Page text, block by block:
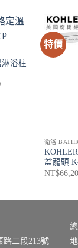
浴柱
目
特價
衛浴
盆龍頭
NT$
路二段213號